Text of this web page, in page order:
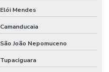
Elói Mendes
Camanducaia
São João Nepomuceno
Tupaciguara